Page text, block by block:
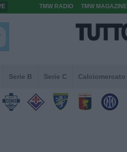
TMW RADIO TMW MAGAZINE
Serie B Serie C Calciomercato